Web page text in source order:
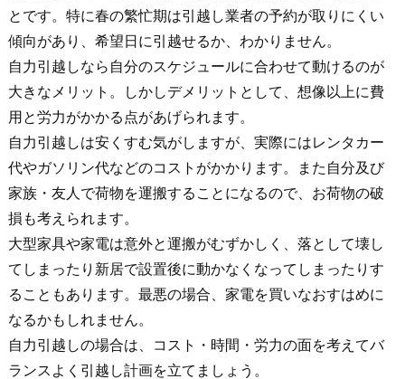
とです。特に春の繁忙期は引越し業者の予約が取りにくい
傾向があり、希望日に引越せるか、わかりません。
自力引越しなら自分のスケジュールに合わせて動けるのが
大きなメリット。しかしデメリットとして、想像以上に費
用と労力がかかる点があげられます。
自力引越しは安くすむ気がしますが、実際にはレンタカー
代やガソリン代などのコストがかかります。また自分及び
家族・友人で荷物を運搬することになるので、お荷物の破
損も考えられます。
大型家具や家電は意外と運搬がむずかしく、落として壊し
てしまったり新居で設置後に動かなくなってしまったりす
ることもあります。最悪の場合、家電を買いなおすはめに
なるかもしれません。
自力引越しの場合は、コスト・時間・労力の面を考えてバ
ランスよく引越し計画を立てましょう。